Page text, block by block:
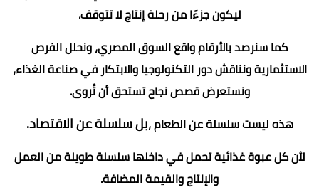
ليكون جزءًا من رحلة إنتاج لا تتوقف.
كما سنرصد بالأرقام واقع السوق المصري، ونحلل الفرص
الاستثمارية ونناقش دور التكنولوجيا والابتكار في صناعة الغذاء،
ونستعرض قصص نجاح تستحق أن تُروى.
هذه ليست سلسلة عن الطعام ،بل سلسلة عن الاقتصاد.
لأن كل عبوة غذائية تحمل في داخلها سلسلة طويلة من العمل
والإنتاج والقيمة المضافة.